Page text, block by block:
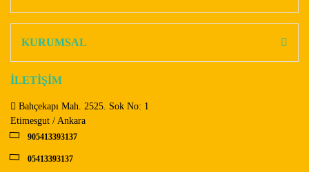
Bu ürüne benzer farklı alternatifler olmalı.
KURUMSAL
İLETİŞİM
Bahçekapı Mah. 2525. Sok No: 1
Etimesgut / Ankara
905413393137
05413393137